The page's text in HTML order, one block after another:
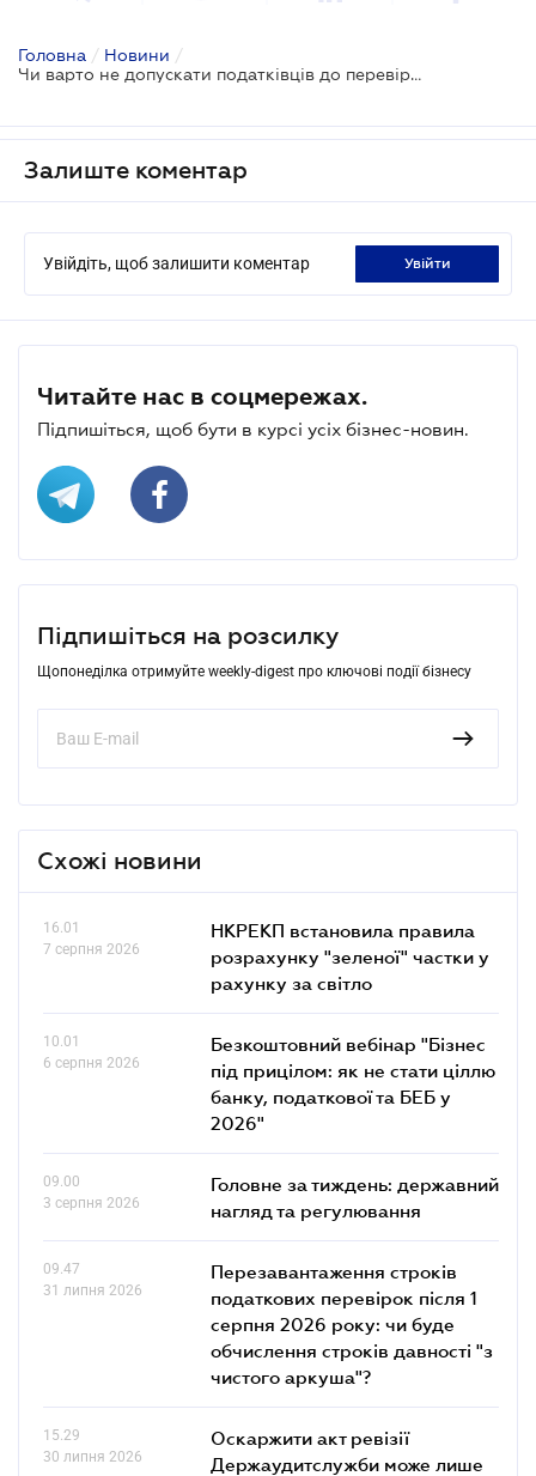
Головна / Новини /
Чи варто не допускати податківців до перевірки: рекомендації Ради бізнес-омбудсмена
Залиште коментар
Увійдіть, щоб залишити коментар увійти
Читайте нас в соцмережах.
Підпишіться, щоб бути в курсі усіх бізнес-новин.
Підпишіться на розсилку
Щопонеділка отримуйте weekly-digest про ключові події бізнесу
Схожі новини
16.01
7 серпня 2026
НКРЕКП встановила правила
розрахунку "зеленої" частки у
рахунку за світло
10.01
6 серпня 2026
Безкоштовний вебінар "Бізнес
під прицілом: як не стати ціллю
банку, податкової та БЕБ у
2026"
09.00
3 серпня 2026
Головне за тиждень: державний
нагляд та регулювання
09.47
31 липня 2026
Перезавантаження строків
податкових перевірок після 1
серпня 2026 року: чи буде
обчислення строків давності "з
чистого аркуша"?
15.29
30 липня 2026
Оскаржити акт ревізії
Держаудитслужби може лише